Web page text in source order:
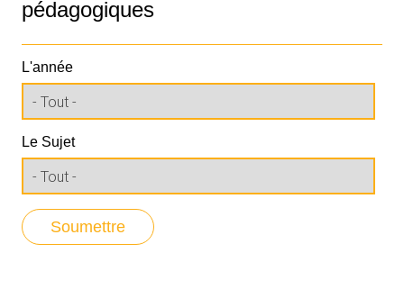
pédagogiques
L'année
Le Sujet